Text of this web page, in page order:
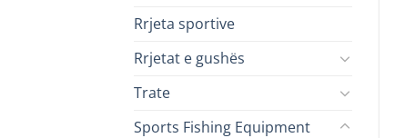
Rrjeta sportive
Rrjetat e gushës
Trate
Sports Fishing Equipment